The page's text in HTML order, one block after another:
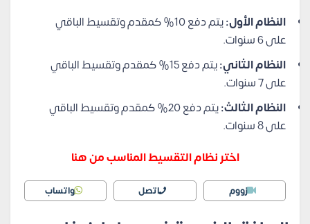
النظام الأول:
يتم دفع 10% كمقدم وتقسيط الباقي
على 6 سنوات.
النظام الثاني:
يتم دفع 15% كمقدم وتقسيط الباقي
على 7 سنوات.
النظام الثالث:
يتم دفع 20% كمقدم وتقسيط الباقي
على 8 سنوات.
اختر نظام التقسيط المناسب من هنا
زووم اتصل واتساب